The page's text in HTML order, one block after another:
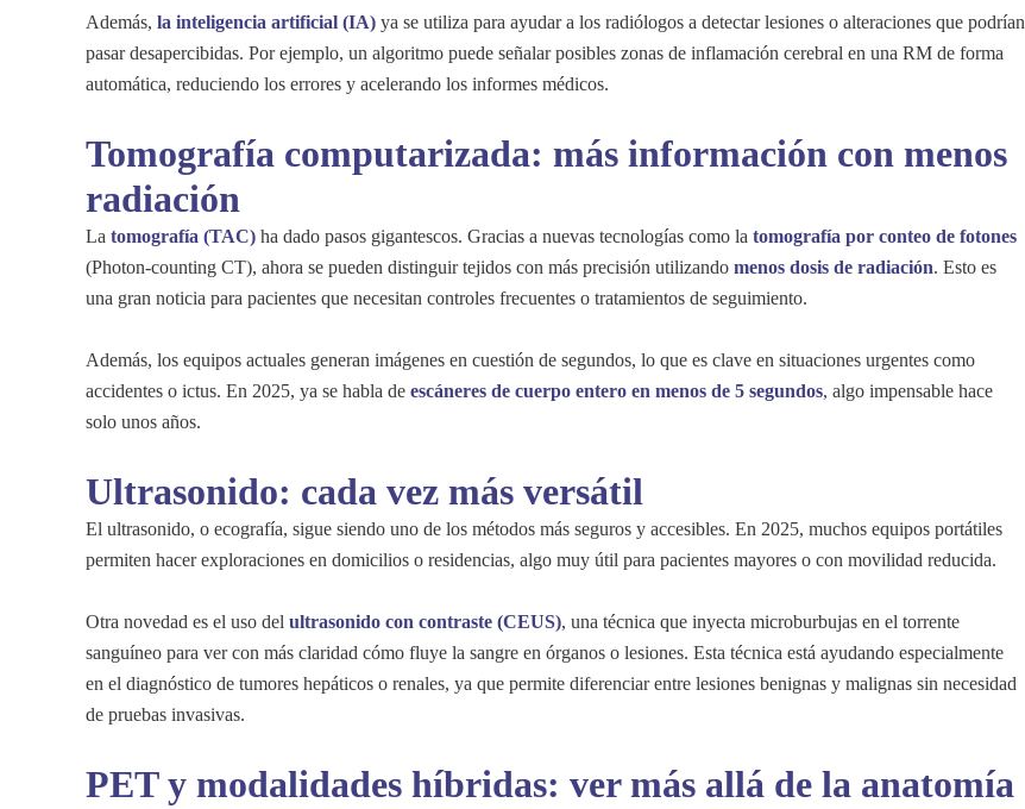
Además, la inteligencia artificial (IA) ya se utiliza para ayudar a los radiólogos a detectar lesiones o alteraciones que podrían
pasar desapercibidas. Por ejemplo, un algoritmo puede señalar posibles zonas de inflamación cerebral en una RM de forma
automática, reduciendo los errores y acelerando los informes médicos.
Tomografía computarizada: más información con menos
radiación
La tomografía (TAC) ha dado pasos gigantescos. Gracias a nuevas tecnologías como la tomografía por conteo de fotones
(Photon-counting CT), ahora se pueden distinguir tejidos con más precisión utilizando menos dosis de radiación. Esto es
una gran noticia para pacientes que necesitan controles frecuentes o tratamientos de seguimiento.
Además, los equipos actuales generan imágenes en cuestión de segundos, lo que es clave en situaciones urgentes como
accidentes o ictus. En 2025, ya se habla de escáneres de cuerpo entero en menos de 5 segundos, algo impensable hace
solo unos años.
Ultrasonido: cada vez más versátil
El ultrasonido, o ecografía, sigue siendo uno de los métodos más seguros y accesibles. En 2025, muchos equipos portátiles
permiten hacer exploraciones en domicilios o residencias, algo muy útil para pacientes mayores o con movilidad reducida.
Otra novedad es el uso del ultrasonido con contraste (CEUS), una técnica que inyecta microburbujas en el torrente
sanguíneo para ver con más claridad cómo fluye la sangre en órganos o lesiones. Esta técnica está ayudando especialmente
en el diagnóstico de tumores hepáticos o renales, ya que permite diferenciar entre lesiones benignas y malignas sin necesidad
de pruebas invasivas.
PET y modalidades híbridas: ver más allá de la anatomía